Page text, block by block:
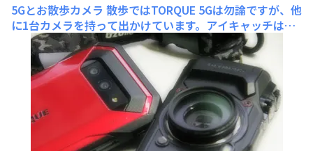
5Gとお散歩カメラ 散歩ではTORQUE 5Gは勿論ですが、他
に1台カメラを持って出かけています。アイキャッチはOL
YMPUS TG-6。これの強みはタフネス性であり、落として
も濡らしても大丈夫でしてコンデジ界のTORQUEみたいな
ものです。ちょっと官能的にじゃ別に5Gだけで良いじゃ
んと思われるかもしれませんが、このコ